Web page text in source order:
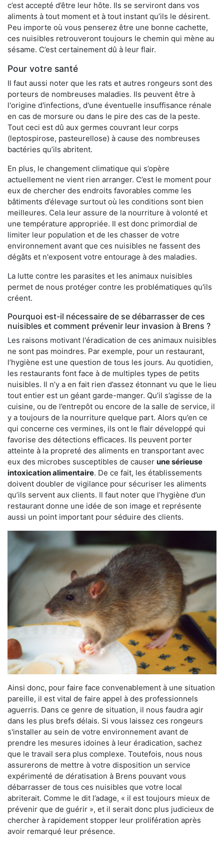
c’est accepté d’être leur hôte. Ils se serviront dans vos
aliments à tout moment et à tout instant qu’ils le désirent.
Peu importe où vous penserez être une bonne cachette,
ces nuisibles retrouveront toujours le chemin qui mène au
sésame. C’est certainement dû à leur flair.
Pour votre santé
Il faut aussi noter que les rats et autres rongeurs sont des
porteurs de nombreuses maladies. Ils peuvent être à
l'origine d'infections, d'une éventuelle insuffisance rénale
en cas de morsure ou dans le pire des cas de la peste.
Tout ceci est dû aux germes couvrant leur corps
(leptospirose, pasteurellose) à cause des nombreuses
bactéries qu’ils abritent.
En plus, le changement climatique qui s’opère
actuellement ne vient rien arranger. C’est le moment pour
eux de chercher des endroits favorables comme les
bâtiments d’élevage surtout où les conditions sont bien
meilleures. Cela leur assure de la nourriture à volonté et
une température appropriée. Il est donc primordial de
limiter leur population et de les chasser de votre
environnement avant que ces nuisibles ne fassent des
dégâts et n'exposent votre entourage à des maladies.
La lutte contre les parasites et les animaux nuisibles
permet de nous protéger contre les problématiques qu'ils
créent.
Pourquoi est-il nécessaire de se débarrasser de ces
nuisibles et comment prévenir leur invasion à Brens ?
Les raisons motivant l'éradication de ces animaux nuisibles
ne sont pas moindres. Par exemple, pour un restaurant,
l’hygiène est une question de tous les jours. Au quotidien,
les restaurants font face à de multiples types de petits
nuisibles. Il n’y a en fait rien d’assez étonnant vu que le lieu
tout entier est un géant garde-manger. Qu’il s’agisse de la
cuisine, ou de l’entrepôt ou encore de la salle de service, il
y a toujours de la nourriture quelque part. Alors qu’en ce
qui concerne ces vermines, ils ont le flair développé qui
favorise des détections efficaces. Ils peuvent porter
atteinte à la propreté des aliments en transportant avec
eux des microbes susceptibles de causer une sérieuse
intoxication alimentaire. De ce fait, les établissements
doivent doubler de vigilance pour sécuriser les aliments
qu’ils servent aux clients. Il faut noter que l’hygiène d’un
restaurant donne une idée de son image et représente
aussi un point important pour séduire des clients.
Ainsi donc, pour faire face convenablement à une situation
pareille, il est vital de faire appel à des professionnels
aguerris. Dans ce genre de situation, il nous faudra agir
dans les plus brefs délais. Si vous laissez ces rongeurs
s'installer au sein de votre environnement avant de
prendre les mesures idoines à leur éradication, sachez
que le travail sera plus complexe. Toutefois, nous nous
assurerons de mettre à votre disposition un service
expérimenté de dératisation à Brens pouvant vous
débarrasser de tous ces nuisibles que votre local
abriterait. Comme le dit l’adage, « il est toujours mieux de
prévenir que de guérir », et il serait donc plus judicieux de
chercher à rapidement stopper leur prolifération après
avoir remarqué leur présence.